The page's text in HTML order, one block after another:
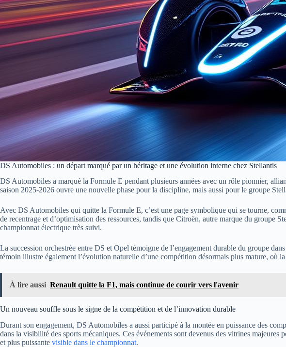
DS Automobiles : un départ marqué par un héritage et une évolution interne chez Stellantis
DS Automobiles a marqué la Formule E pendant plusieurs années avec un rôle pionnier,
saison 2025-2026 ouvre une nouvelle phase pour la discipline, mais aussi pour le groupe
Avec DS Automobiles qui quitte la Formule E, c’est une page symbolique qui se tourne,
de recentrage et d’optimisation des ressources, tandis que Citroën, autre marque du groupe
championnat électrique très suivi.
La succession orchestrée entre DS et Opel témoigne de l’engagement durable du groupe
témoin illustre également l’évolution naturelle d’une compétition désormais plus mature, où
À lire aussi Renault quitte la F1, mais continue de courir vers l'avenir
Un nouveau souffle sous le signe de la compétition et de l’innovation durable
Durant son engagement, DS Automobiles a aussi participé à la montée en puissance des
dans la visibilité des sports mécaniques. Ces événements sont devenus des vitrines
et plus puissante visible dans le championnat.